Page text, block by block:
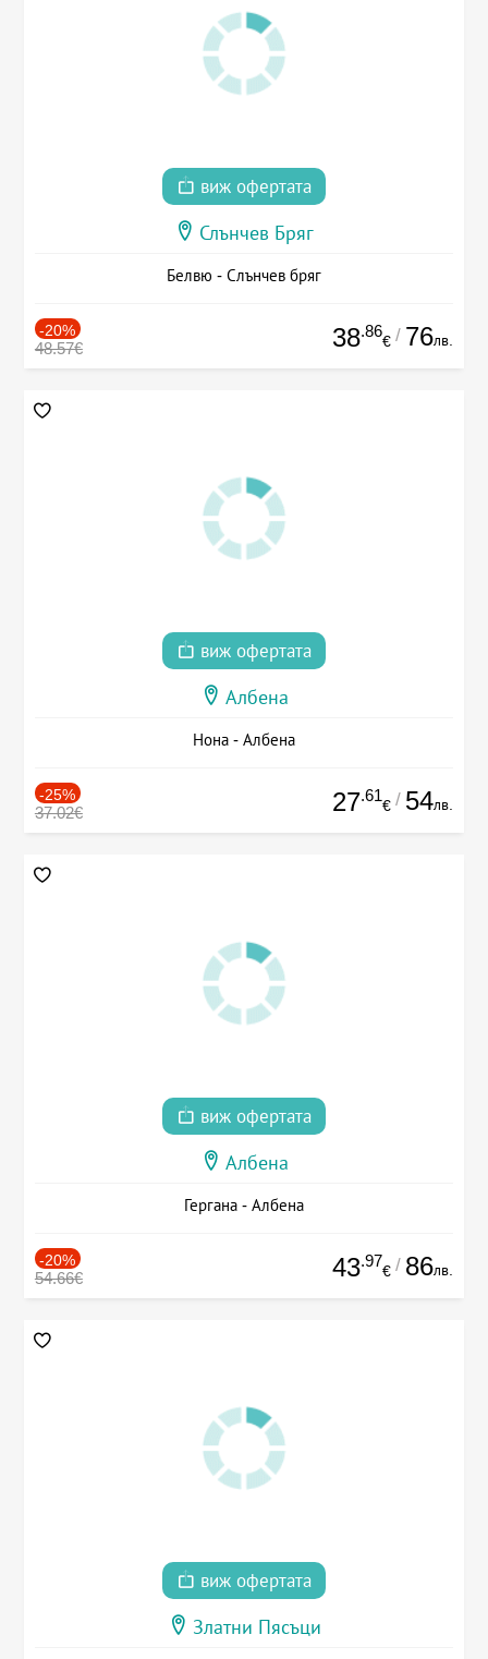
виж офертата
Слънчев Бряг
Белвю - Слънчев бряг
-20%
48.57€ 38.86
€ / 76лв.
виж офертата
Албена
Нона - Албена
-25%
37.02€ 27.61
€ / 54лв.
виж офертата
Албена
Гергана - Албена
-20%
54.66€ 43.97
€ / 86лв.
виж офертата
Златни Пясъци